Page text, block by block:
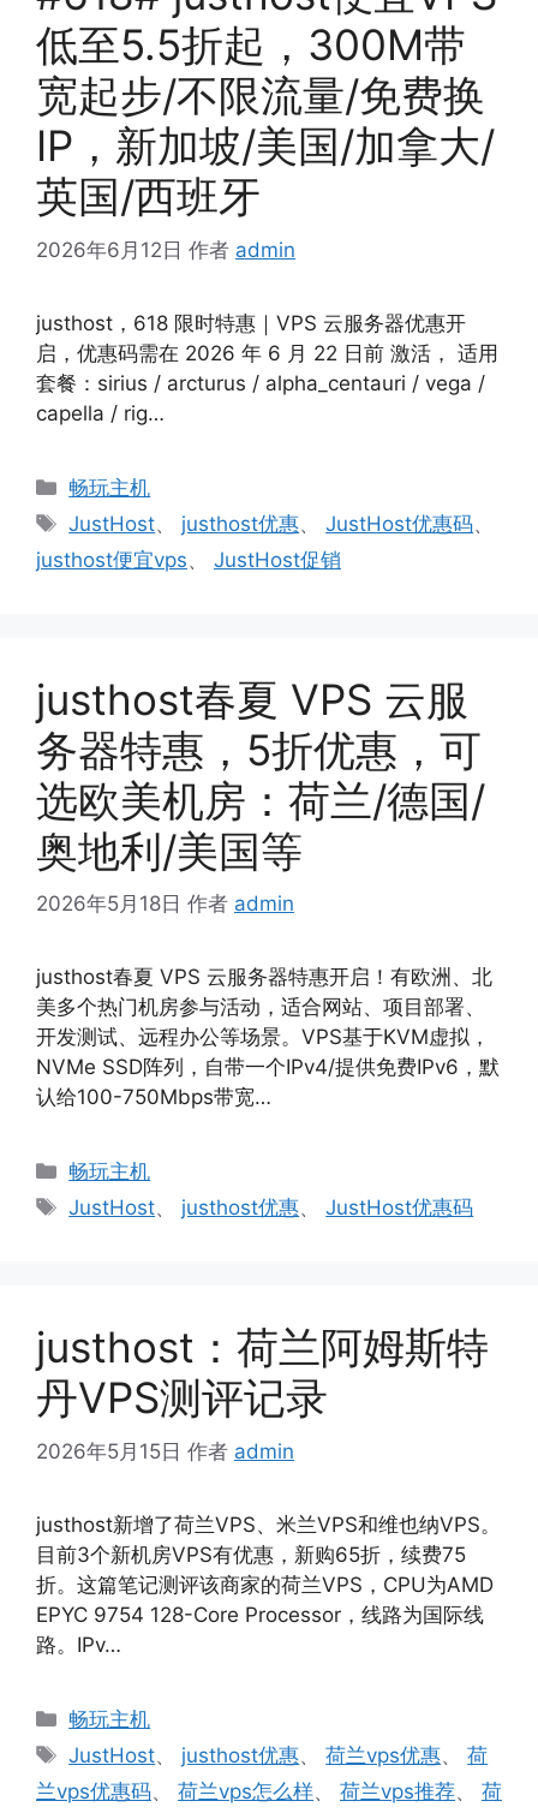
低至5.5折起，300M带
宽起步/不限流量/免费换
IP，新加坡/美国/加拿大/
英国/西班牙
2026年6月12日 作者 admin
justhost，618 限时特惠｜VPS 云服务器优惠开
启，优惠码需在 2026 年 6 月 22 日前 激活， 适用
套餐：sirius / arcturus / alpha_centauri / vega /
capella / rig…
分
类
畅玩主机
标
签
JustHost、 justhost优惠、JustHost优惠码、
justhost便宜vps、 JustHost促销
justhost春夏 VPS 云服
务器特惠，5折优惠，可
选欧美机房：荷兰/德国/
奥地利/美国等
2026年5月18日 作者 admin
justhost春夏 VPS 云服务器特惠开启！有欧洲、北
美多个热门机房参与活动，适合网站、项目部署、
开发测试、远程办公等场景。VPS基于KVM虚拟，
NVMe SSD阵列，自带一个IPv4/提供免费IPv6，默
认给100-750Mbps带宽…
分
类
畅玩主机
标
JustHost、 justhost优惠、JustHost优惠码
justhost：荷兰阿姆斯特
丹VPS测评记录
2026年5月15日 作者 admin
justhost新增了荷兰VPS、米兰VPS和维也纳VPS。
目前3个新机房VPS有优惠，新购65折，续费75
折。这篇笔记测评该商家的荷兰VPS，CPU为AMD
EPYC 9754 128-Core Processor，线路为国际线
路。IPv…
分
类
畅玩主机
标
JustHost、 justhost优惠、荷兰vps优惠、荷
兰vps优惠码、 荷兰vps怎么样、 荷兰vps推荐、 荷